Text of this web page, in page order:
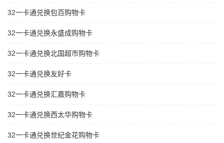
32一卡通兑换包百购物卡
32一卡通兑换永盛成购物卡
32一卡通兑换北国超市购物卡
32一卡通兑换友好卡
32一卡通兑换汇嘉购物卡
32一卡通兑换西太华购物卡
32一卡通兑换世纪金花购物卡